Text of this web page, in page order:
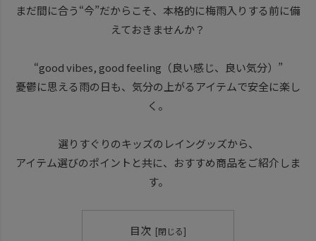
まだ間に合う“今”だからこそ、本格的に梅雨入りする前に備
えておきませんか？
“good vibes, good feeling（良い感じ、良い気分）”
憂鬱に思える雨の日も、気分の上がるアイテムで安全に楽し
く。
選りすぐりのキッズのレイングッズから、
アイテム選びのポイントと共に、おすすめ商品をご紹介しま
す。
目次